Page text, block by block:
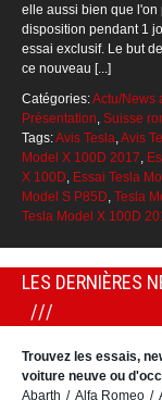
elle aussi bien que l'on
disposition pendant 1
essai exclusif. Le but
ce nouveau [...]
Catégories:Actu/News
Présentation, Suisse
Tags:Avis Tesla,Avis
Model X 100D 2017,
X 100D, Essai Tesla
Model S P85D, Tesla
Tesla Model X 100D
LES DERNIÈRES
Trouvez les essais,
voiture neuve ou
Abarth
Alfa Romeo